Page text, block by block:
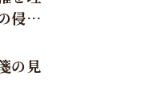
侵害
の見